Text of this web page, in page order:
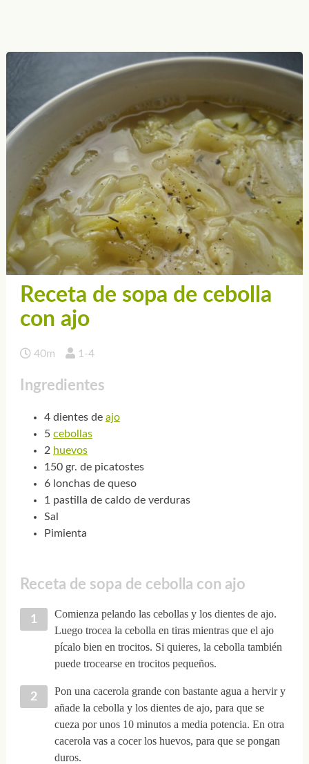
Receta de sopa de cebolla
con ajo
40m 1-4
Ingredientes
4 dientes de ajo
5 cebollas
2 huevos
150 gr. de picatostes
6 lonchas de queso
1 pastilla de caldo de verduras
Sal
Pimienta
Receta de sopa de cebolla con ajo
Comienza pelando las cebollas y los dientes de ajo.
Luego trocea la cebolla en tiras mientras que el ajo
pícalo bien en trocitos. Si quieres, la cebolla también
puede trocearse en trocitos pequeños.
Pon una cacerola grande con bastante agua a hervir y
añade la cebolla y los dientes de ajo, para que se
cueza por unos 10 minutos a media potencia. En otra
cacerola vas a cocer los huevos, para que se pongan
duros.